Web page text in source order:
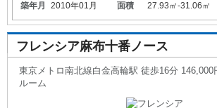
築年月 2010年01月 面積 27.93㎡-31.06㎡
フレンシア麻布十番ノース
東京メトロ南北線白金高輪駅 徒歩16分 146,000
ルーム